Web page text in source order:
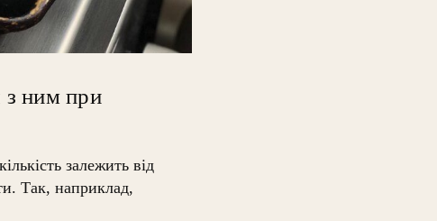
з ним при
залежить від
Так, наприклад,